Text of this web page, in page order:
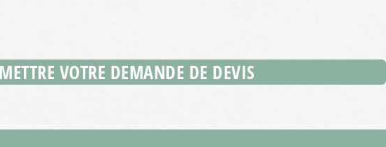
VOTRE DEMANDE DE DEVIS